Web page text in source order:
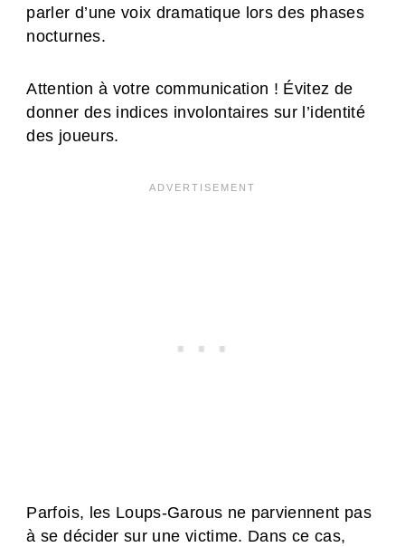
parler d’une voix dramatique lors des phases
nocturnes.
Attention à votre communication ! Évitez de
donner des indices involontaires sur l’identité
des joueurs.
Parfois, les Loups-Garous ne parviennent pas
à se décider sur une victime. Dans ce cas,